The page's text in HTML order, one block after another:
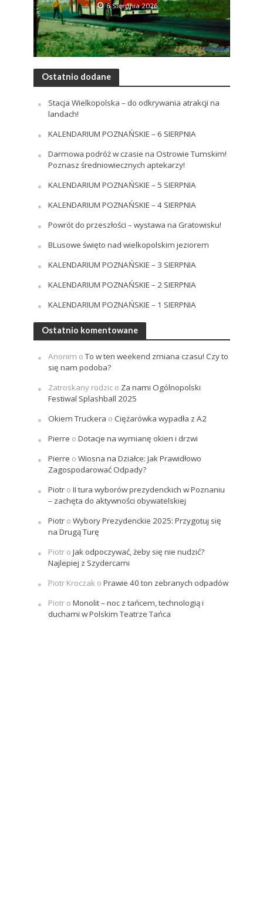
6 Sierpnia 2026
Ostatnio dodane
Stacja Wielkopolska – do odkrywania atrakcji na
landach!
KALENDARIUM POZNAŃSKIE – 6 SIERPNIA
Darmowa podróż w czasie na Ostrowie Tumskim!
Poznasz średniowiecznych aptekarzy!
KALENDARIUM POZNAŃSKIE – 5 SIERPNIA
KALENDARIUM POZNAŃSKIE – 4 SIERPNIA
Powrót do przeszłości – wystawa na Gratowisku!
BLusowe święto nad wielkopolskim jeziorem
KALENDARIUM POZNAŃSKIE – 3 SIERPNIA
KALENDARIUM POZNAŃSKIE – 2 SIERPNIA
KALENDARIUM POZNAŃSKIE – 1 SIERPNIA
Ostatnio komentowane
Anonim oTo w ten weekend zmiana czasu! Czy to
się nam podoba?
Zatroskany rodzico Za nami Ogólnopolski
Festiwal Splashball 2025
Okiem Truckera o Ciężarówka wypadła z A2
Pierre o Dotacje na wymianę okien i drzwi
Pierre o Wiosna na Działce: Jak Prawidłowo
Zagospodarować Odpady?
Piotro II tura wyborów prezydenckich w Poznaniu
– zachęta do aktywności obywatelskiej
Piotro Wybory Prezydenckie 2025: Przygotuj się
na Drugą Turę
Piotro Jak odpoczywać, żeby się nie nudzić?
Najlepiej z Szydercami
Piotr Kroczako Prawie 40 ton zebranych odpadów
Piotro Monolit – noc z tańcem, technologią i
duchami w Polskim Teatrze Tańca